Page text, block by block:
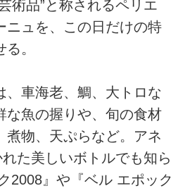
術品”と称されるペリエ
ニュを、この日だけの特
。
、車海老、鯛、大トロな
な魚の握りや、旬の食材
煮物、天ぷらなど。アネ
た美しいボトルでも知ら
2008』や『ベル エポック